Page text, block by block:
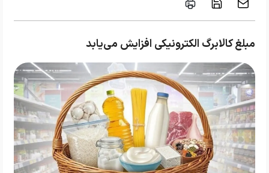
مبلغ کالابرگ الکترونیکی افزایش می‌یابد